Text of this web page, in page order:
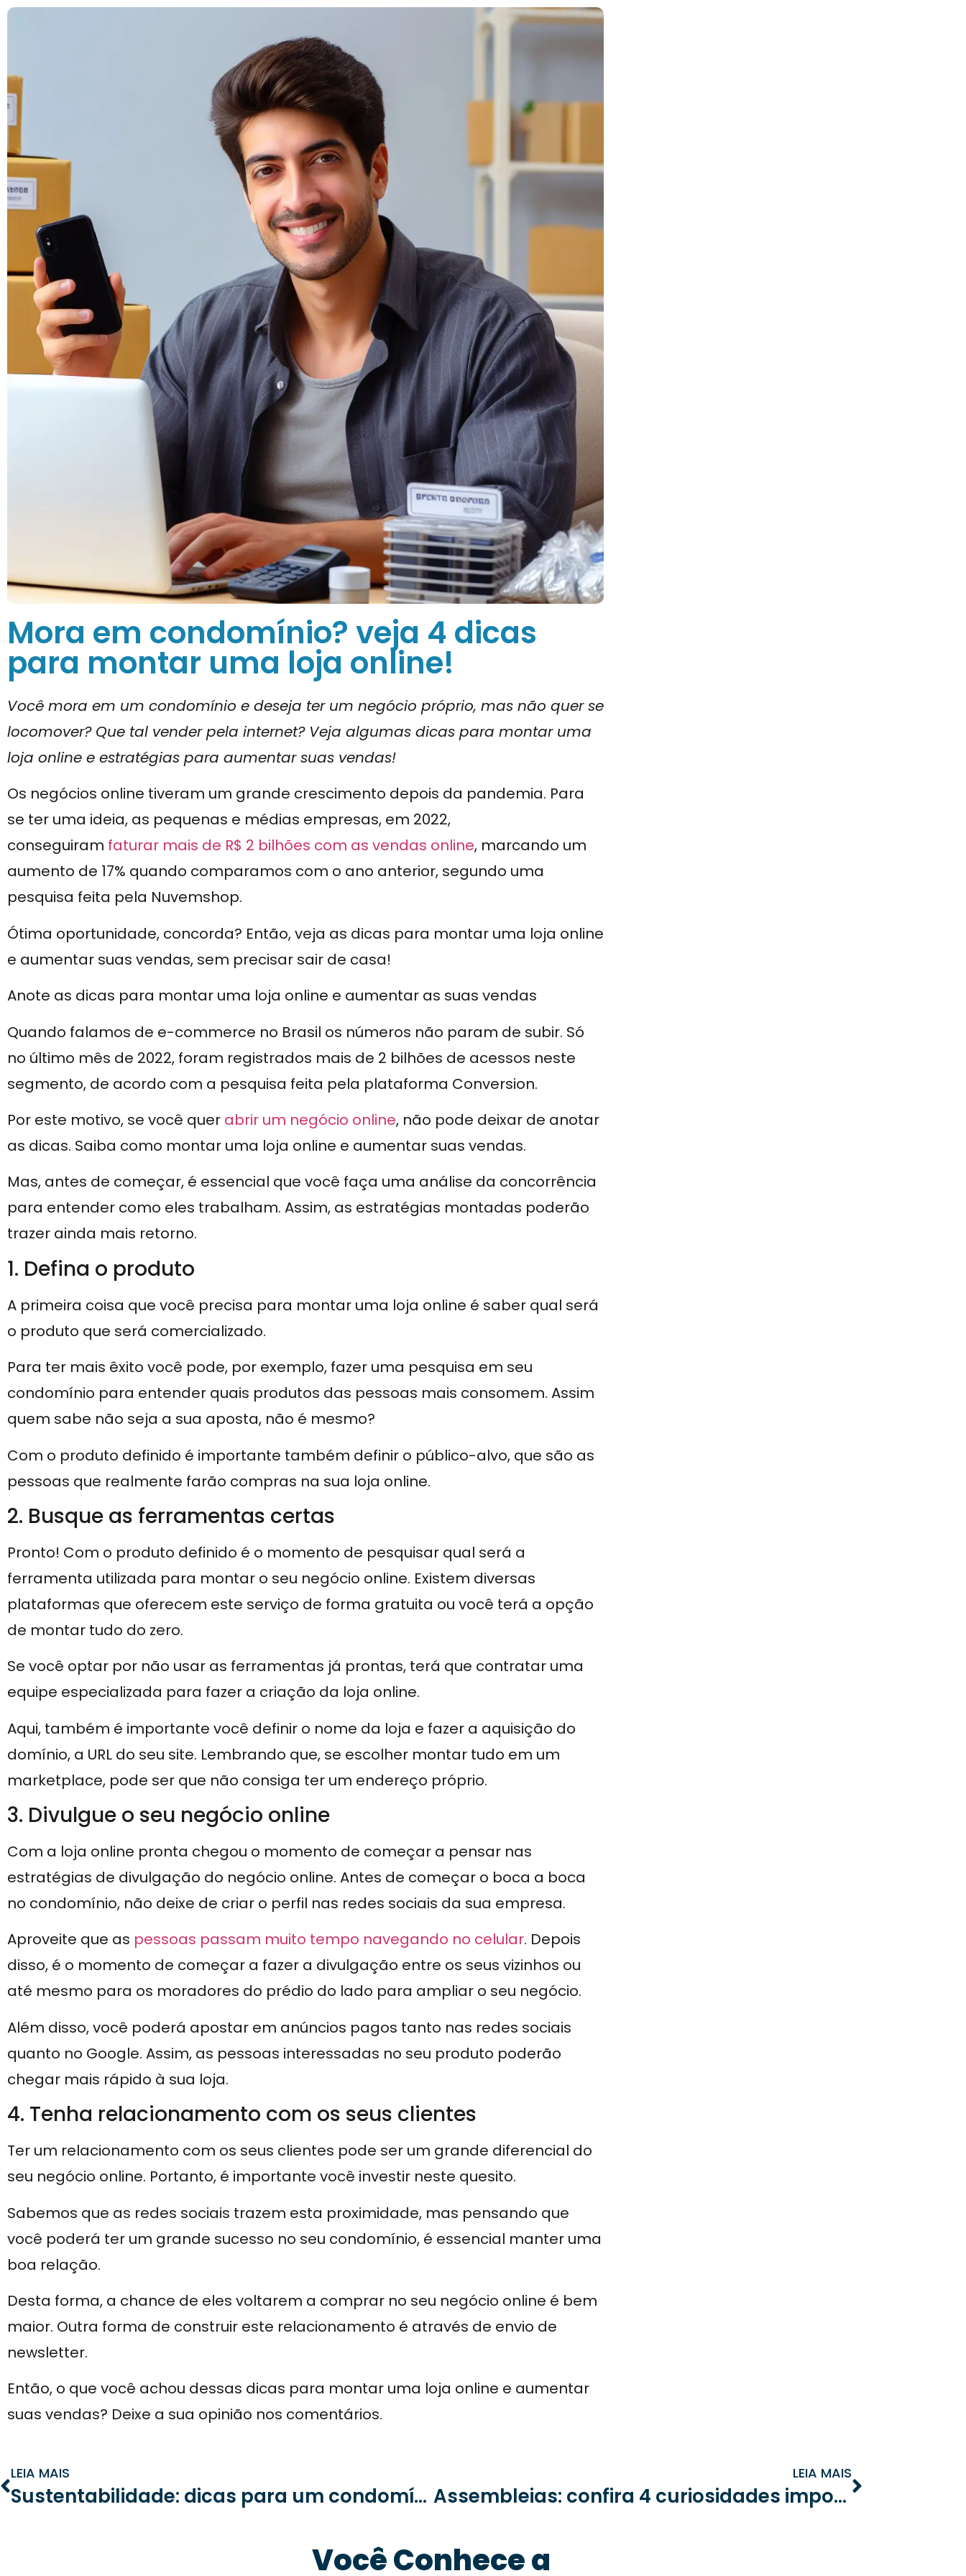
Mora em condomínio? veja 4 dicas
para montar uma loja online!
Você mora em um condomínio e deseja ter um negócio próprio, mas não quer se
locomover? Que tal vender pela internet? Veja algumas dicas para montar uma
loja online e estratégias para aumentar suas vendas!
Os negócios online tiveram um grande crescimento depois da pandemia. Para
se ter uma ideia, as pequenas e médias empresas, em 2022,
conseguiram faturar mais de R$ 2 bilhões com as vendas online, marcando um
aumento de 17% quando comparamos com o ano anterior, segundo uma
pesquisa feita pela Nuvemshop.
Ótima oportunidade, concorda? Então, veja as dicas para montar uma loja online
e aumentar suas vendas, sem precisar sair de casa!
Anote as dicas para montar uma loja online e aumentar as suas vendas
Quando falamos de e-commerce no Brasil os números não param de subir. Só
no último mês de 2022, foram registrados mais de 2 bilhões de acessos neste
segmento, de acordo com a pesquisa feita pela plataforma Conversion.
Por este motivo, se você quer abrir um negócio online, não pode deixar de anotar
as dicas. Saiba como montar uma loja online e aumentar suas vendas.
Mas, antes de começar, é essencial que você faça uma análise da concorrência
para entender como eles trabalham. Assim, as estratégias montadas poderão
trazer ainda mais retorno.
1. Defina o produto
A primeira coisa que você precisa para montar uma loja online é saber qual será
o produto que será comercializado.
Para ter mais êxito você pode, por exemplo, fazer uma pesquisa em seu
condomínio para entender quais produtos das pessoas mais consomem. Assim
quem sabe não seja a sua aposta, não é mesmo?
Com o produto definido é importante também definir o público-alvo, que são as
pessoas que realmente farão compras na sua loja online.
2. Busque as ferramentas certas
Pronto! Com o produto definido é o momento de pesquisar qual será a
ferramenta utilizada para montar o seu negócio online. Existem diversas
plataformas que oferecem este serviço de forma gratuita ou você terá a opção
de montar tudo do zero.
Se você optar por não usar as ferramentas já prontas, terá que contratar uma
equipe especializada para fazer a criação da loja online.
Aqui, também é importante você definir o nome da loja e fazer a aquisição do
domínio, a URL do seu site. Lembrando que, se escolher montar tudo em um
marketplace, pode ser que não consiga ter um endereço próprio.
3. Divulgue o seu negócio online
Com a loja online pronta chegou o momento de começar a pensar nas
estratégias de divulgação do negócio online. Antes de começar o boca a boca
no condomínio, não deixe de criar o perfil nas redes sociais da sua empresa.
Aproveite que as pessoas passam muito tempo navegando no celular. Depois
disso, é o momento de começar a fazer a divulgação entre os seus vizinhos ou
até mesmo para os moradores do prédio do lado para ampliar o seu negócio.
Além disso, você poderá apostar em anúncios pagos tanto nas redes sociais
quanto no Google. Assim, as pessoas interessadas no seu produto poderão
chegar mais rápido à sua loja.
4. Tenha relacionamento com os seus clientes
Ter um relacionamento com os seus clientes pode ser um grande diferencial do
seu negócio online. Portanto, é importante você investir neste quesito.
Sabemos que as redes sociais trazem esta proximidade, mas pensando que
você poderá ter um grande sucesso no seu condomínio, é essencial manter uma
boa relação.
Desta forma, a chance de eles voltarem a comprar no seu negócio online é bem
maior. Outra forma de construir este relacionamento é através de envio de
newsletter.
Então, o que você achou dessas dicas para montar uma loja online e aumentar
suas vendas? Deixe a sua opinião nos comentários.
LEIA MAIS
Sustentabilidade: dicas para um condomínio que não agride a natureza
LEIA MAIS
Assembleias: confira 4 curiosidades importantíssimas mais que pouca gente sabe
Você Conhece a